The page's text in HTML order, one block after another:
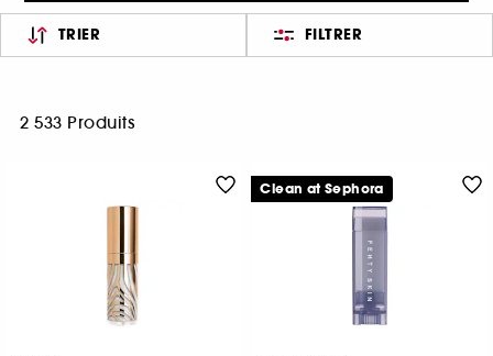
TRIER FILTRER
2 533 Produits
Clean at Sephora